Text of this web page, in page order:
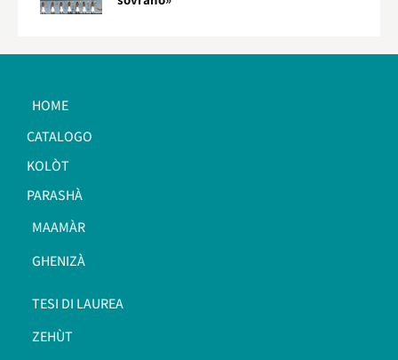
HOME
CATALOGO
KOLÒT
PARASHÀ
MAAMÀR
GHENIZÀ
TESI DI LAUREA
ZEHÙT